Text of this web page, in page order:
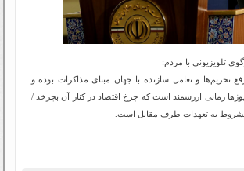
تلویزیونی با مردم:
و تعامل سازنده با جهان مبنای مذاکرات بوده و
زمانی ارزشمند است که چرخ اقتصاد در کنار آن بچرخد /
مشروط به تعهدات طرف مقابل است.